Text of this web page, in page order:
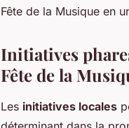
Fête de la Musique en
Initiatives
Fête de la
Les initiatives locales